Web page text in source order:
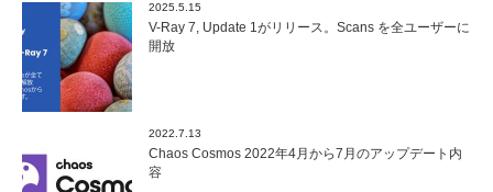
2025.5.15
V-Ray 7, Update 1がリリース。Scans を全ユーザーに
開放
2022.7.13
Chaos Cosmos 2022年4月から7月のアップデート内
容